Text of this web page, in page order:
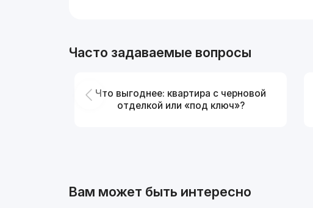
Часто задаваемые вопросы
Что выгоднее: квартира с черновой
отделкой или «под ключ»?
Вам может быть интересно